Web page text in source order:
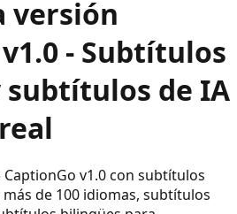
versión
- Subtítulos
de IA
v1.0 con subtítulos
de 100 idiomas, subtítulos